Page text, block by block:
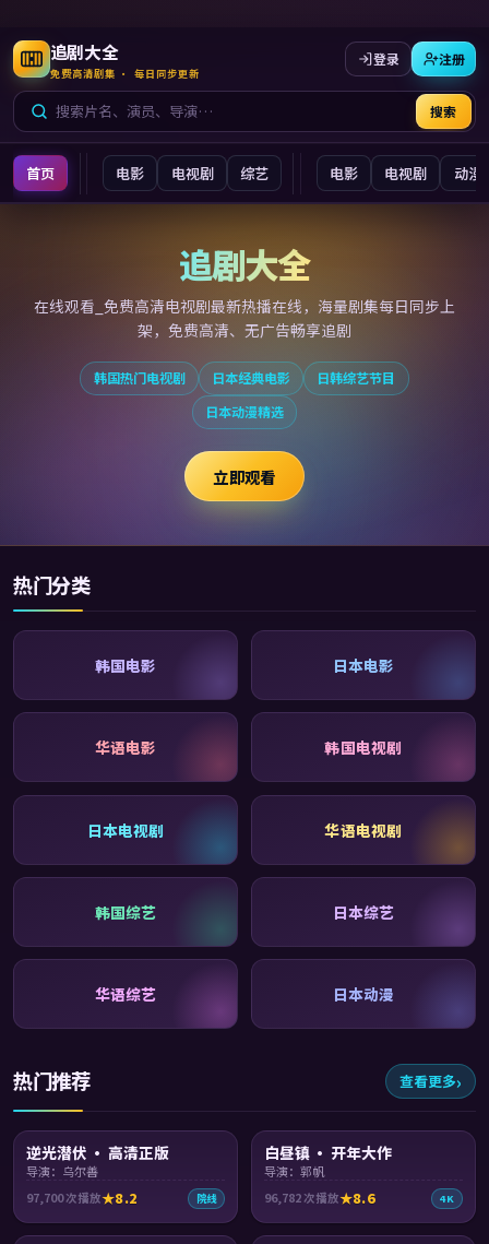
追剧大全
免费高清剧集 · 每日同步更新
搜索
登录 注册
首页 电影 电视剧 综艺 电影 电视剧 动漫
追剧大全
追剧大全
在线观看_免费高清电视剧最新热播在线，海量剧集每日同步上
架，免费高清、无广告畅享追剧
韩国热门电视剧 日本经典电影
日韩综艺节目
日本动漫精选
立即观看
热门分类
韩国电影 日本电影
华语电影 韩国电视剧
日本电视剧 华语电视剧
韩国综艺 日本综艺
华语综艺 日本动漫
热门推荐 查看更多
逆光潜伏 · 高清正版
导演：乌尔善
97,700次播放 8.2 院线
白昼镇 · 开年大作
导演：郭帆
96,782次播放 8.6 4K